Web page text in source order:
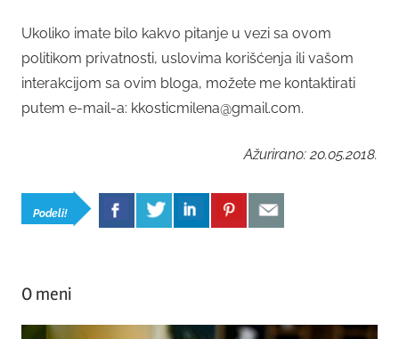
Ukoliko imate bilo kakvo pitanje u vezi sa ovom
politikom privatnosti, uslovima korišćenja ili vašom
interakcijom sa ovim bloga, možete me kontaktirati
putem e-mail-a: kkosticmilena@gmail.com.
Ažurirano: 20.05.2018.
Podeli!
O meni